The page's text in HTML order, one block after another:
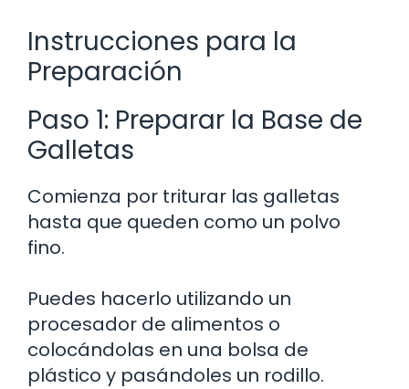
Instrucciones para la
Preparación
Paso 1: Preparar la Base de
Galletas
Comienza por triturar las galletas
hasta que queden como un polvo
fino.
Puedes hacerlo utilizando un
procesador de alimentos o
colocándolas en una bolsa de
plástico y pasándoles un rodillo.